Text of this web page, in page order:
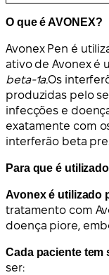
O que é AVONEX?
Avonex Pen é
ativo de Avonex é
beta-1a.Os
produzidas pelo
infecções e
exatamente com
interferão beta
Para que é
Avonex é utilizado
tratamento com
doença piore,
Cada paciente tem
ser: